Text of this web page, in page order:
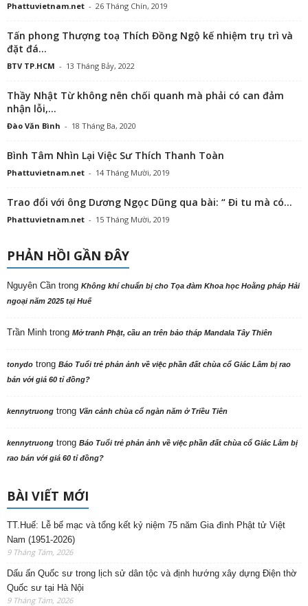
Phattuvietnam.net - 26 Tháng Chín, 2019
Tấn phong Thượng toạ Thích Đồng Ngộ kế nhiệm trụ trì và
đặt đá...
BTV TP.HCM - 13 Tháng Bảy, 2022
Thầy Nhật Từ không nên chối quanh mà phải có can đảm
nhận lỗi,...
Đào Văn Bình - 18 Tháng Ba, 2020
Bình Tâm Nhìn Lại Việc Sư Thích Thanh Toàn
Phattuvietnam.net - 14 Tháng Mười, 2019
Trao đổi với ông Dương Ngọc Dũng qua bài: “ Đi tu mà có...
Phattuvietnam.net - 15 Tháng Mười, 2019
PHẢN HỒI GẦN ĐÂY
Nguyên Cần trong Không khí chuẩn bị cho Tọa đàm Khoa học Hoằng pháp Hải
ngoại năm 2025 tại Huế
Trần Minh trong Mở tranh Phật, cầu an trên bảo tháp Mandala Tây Thiên
tonydo trong Báo Tuổi trẻ phản ảnh về việc phần đất chùa cổ Giác Lâm bị rao
bán với giá 60 tỉ đồng?
kennytruong trong Vãn cảnh chùa cổ ngàn năm ở Triều Tiên
kennytruong trong Báo Tuổi trẻ phản ảnh về việc phần đất chùa cổ Giác Lâm bị
rao bán với giá 60 tỉ đồng?
BÀI VIẾT MỚI
TT.Huế: Lễ bế mạc và tổng kết kỷ niệm 75 năm Gia đình Phật tử Việt
Nam (1951-2026)
9 Tháng Tám, 2026
Dấu ấn Quốc sư trong lịch sử dân tộc và định hướng xây dựng Điện thờ
Quốc sư tại Hà Nội
9 Tháng Tám, 2026